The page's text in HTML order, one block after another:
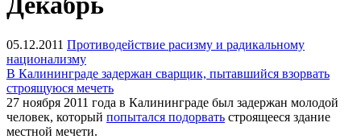
05.12.2011 Противодействие расизму и радикальному
национализму
В Калининграде задержан сварщик, пытавшийся взорвать
строящуюся мечеть
27 ноября 2011 года в Калининграде был задержан молодой
человек, который попытался подорвать строящееся здание
местной мечети.